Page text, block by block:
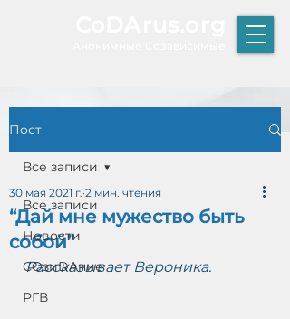
ТК
ЫТИЕ
Пост
Все записи
Новости
COзиDAние
РГВ
Все записи
“Дай мне мужество быть
собой”
30 мая 2021 г. 2 мин. чтения
Рассказывает Вероника.